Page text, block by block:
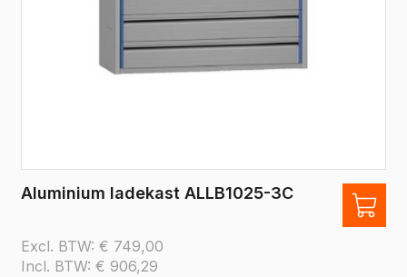
Aluminium ladekast ALLB1025-3C
Excl. BTW: € 749,00
Incl. BTW: € 906,29